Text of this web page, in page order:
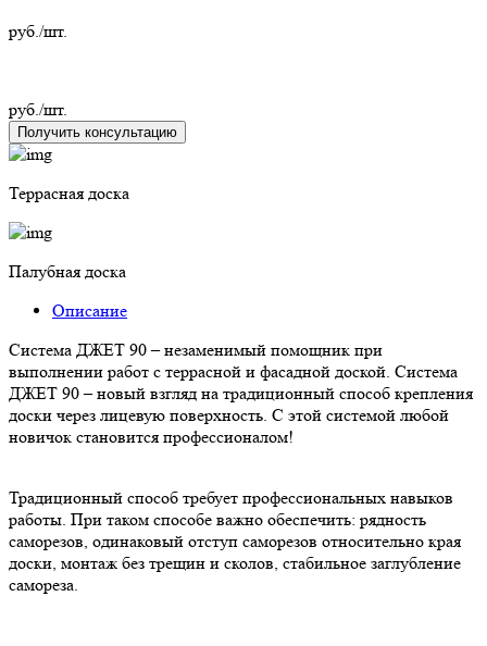
руб./шт.
руб./шт.
Получить консультацию
Террасная доска
Палубная доска
Описание
Система ДЖЕТ 90 – незаменимый помощник при
выполнении работ с террасной и фасадной доской. Система
ДЖЕТ 90 – новый взгляд на традиционный способ крепления
доски через лицевую поверхность. С этой системой любой
новичок становится профессионалом!
Традиционный способ требует профессиональных навыков
работы. При таком способе важно обеспечить: рядность
саморезов, одинаковый отступ саморезов относительно края
доски, монтаж без трещин и сколов, стабильное заглубление
самореза.